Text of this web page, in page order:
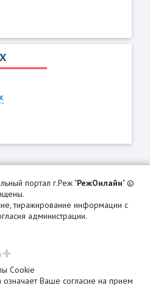
портал г.Реж "РежОнлайн" ©
тиражирование информации с
администрации.
Cookie
означает Ваше согласие на прием